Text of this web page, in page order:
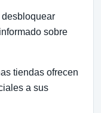
sobre
tiendas ofrecen
a sus